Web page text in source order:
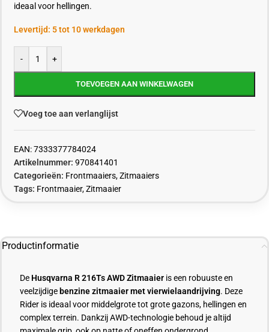
ideaal voor hellingen.
Levertijd: 5 tot 10 werkdagen
- +
TOEVOEGEN AAN WINKELWAGEN
Voeg toe aan verlanglijst
EAN:7333377784024
Artikelnummer: 970841401
Categorieën: Frontmaaiers,Zitmaaiers
Tags: Frontmaaier,Zitmaaier
Productinformatie
De Husqvarna R 216Ts AWD Zitmaaier is een robuuste en
veelzijdige benzine zitmaaier met vierwielaandrijving. Deze
Rider is ideaal voor middelgrote tot grote gazons, hellingen en
complex terrein. Dankzij AWD-technologie behoud je altijd